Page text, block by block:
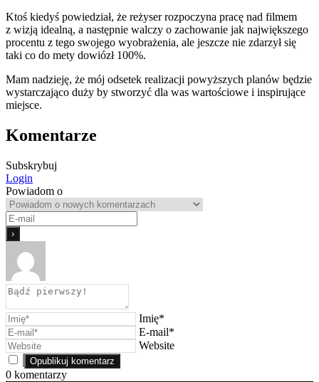
Ktoś kiedyś powiedział, że reżyser rozpoczyna pracę nad filmem
z wizją idealną, a następnie walczy o zachowanie jak największego
procentu z tego swojego wyobrażenia, ale jeszcze nie zdarzył się
taki co do mety dowiózł 100%.
Mam nadzieję, że mój odsetek realizacji powyższych planów będzie
wystarczająco duży by stworzyć dla was wartościowe i inspirujące
miejsce.
Komentarze
Subskrybuj
Login
Powiadom o
Imię*
E-mail*
Website
0 komentarzy